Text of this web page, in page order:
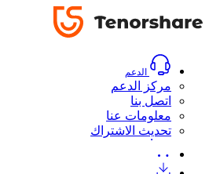
الدعم
مركز الدعم
اتصل بنا
معلومات عنا
تحديث الاشتراك
تحميل اشتري الآن